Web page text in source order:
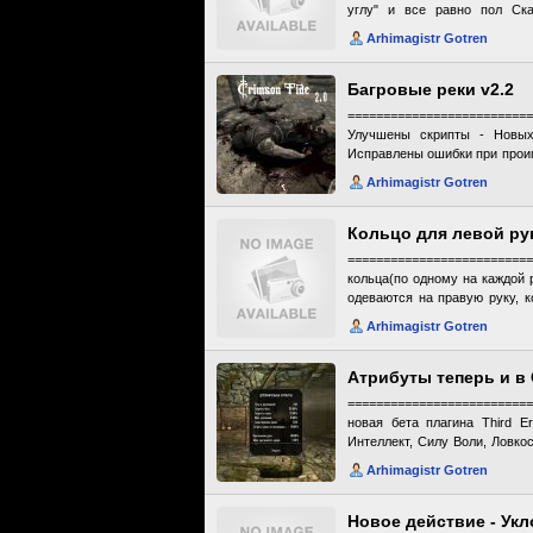
углу" и все равно пол
назначили за вашу голову
мод уменьшает его до
Arhimagistr Gotren
Багровые реки v2.2
Улучшены скрипты -
Исправлены ошибки при
медленно вытекает из
каждого типа оружия,
крови натекают после
обезглавливания. -Капли
отличный брутальный
быть не должно - скажем,
делалось кровотечение -
Arhimagistr Gotren
Кольцо для левой
кольца(по одному на каждой
одеваются на правую руку,
(левое) в конце названия.
Как и обычные кольца могут
1.1 исправлена редкая
Arhimagistr Gotren
Атрибуты теперь и в
новая бета плагина Third
Интеллект, Силу Воли,
прилагается 2
файл: добавляет некоторые
сбалансировать игру с
описание читайте в ридми
Arhimagistr Gotren
Новое действие -